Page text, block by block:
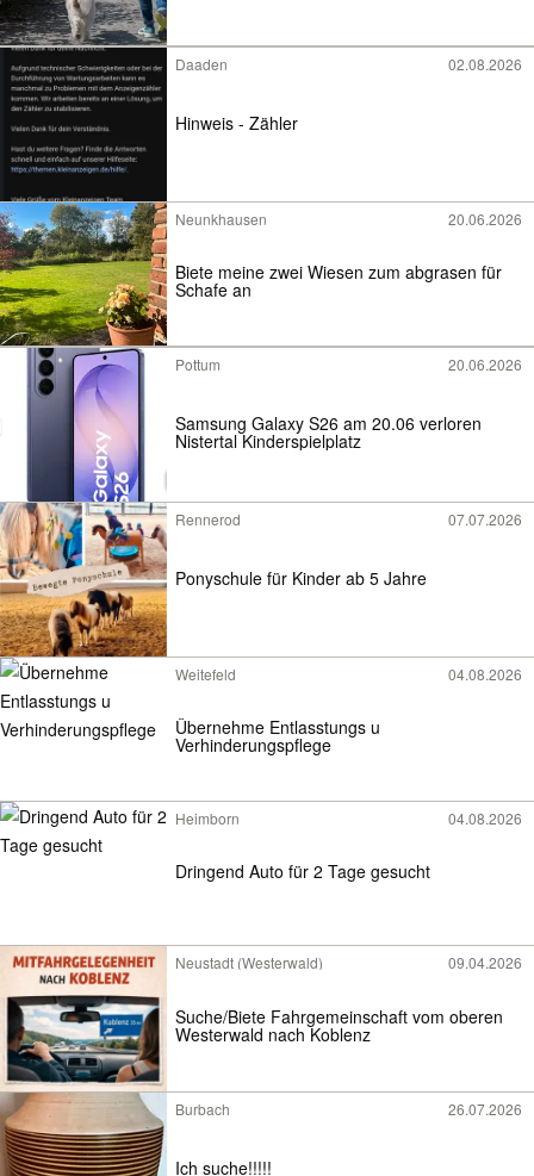
Daaden 02.08.2026
Hinweis - Zähler
Neunkhausen 20.06.2026
Biete meine zwei Wiesen zum abgrasen für
Schafe an
Pottum 20.06.2026
Samsung Galaxy S26 am 20.06 verloren
Nistertal Kinderspielplatz
Rennerod 07.07.2026
Ponyschule für Kinder ab 5 Jahre
Weitefeld 04.08.2026
Übernehme Entlasstungs u
Verhinderungspflege
Heimborn 04.08.2026
Dringend Auto für 2 Tage gesucht
Neustadt (Westerwald) 09.04.2026
Suche/Biete Fahrgemeinschaft vom oberen
Westerwald nach Koblenz
Burbach 26.07.2026
Ich suche!!!!!